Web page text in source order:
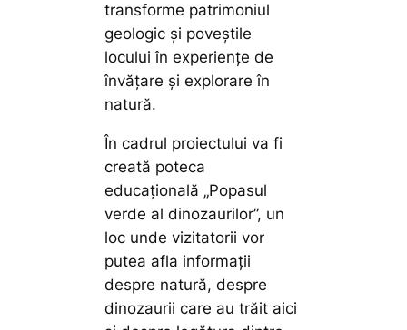
transforme patrimoniul
geologic și poveștile
locului în experiențe de
învățare și explorare în
natură.
În cadrul proiectului va fi
creată poteca
educațională „Popasul
verde al dinozaurilor”, un
loc unde vizitatorii vor
putea afla informații
despre natură, despre
dinozaurii care au trăit aici